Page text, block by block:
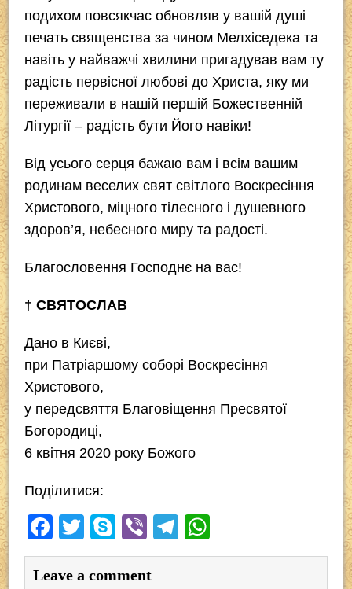
подихом повсякчас обновляв у вашій душі
печать священства за чином Мелхіседека та
навіть у найважчі хвилини пригадував вам ту
радість первісної любові до Христа, яку ми
переживали в нашій першій Божественній
Літургії – радість бути Його навіки!
Від усього серця бажаю вам і всім вашим
родинам веселих свят світлого Воскресіння
Христового, міцного тілесного і душевного
здоров’я, небесного миру та радості.
Благословення Господнє на вас!
† СВЯТОСЛАВ
Дано в Києві,
при Патріаршому соборі Воскресіння
Христового,
у передсвяття Благовіщення Пресвятої
Богородиці,
6 квітня 2020 року Божого
Поділитися:
F
a
c
T
wi
tt
S
ky
p
Vi
b
er
T
el h
Leave a comment